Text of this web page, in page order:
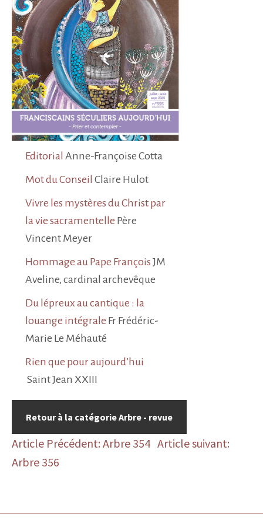
Editorial Anne-Françoise Cotta
Mot du Conseil Claire Hulot
Vivre les mystères du Christ par
la vie sacramentelle Père
Vincent Meyer
Hommage au Pape François JM
Aveline, cardinal archevêque
Du lépreux au cantique : la
louange intégrale Fr Frédéric-
Marie Le Méhauté
Rien que pour aujourd’hui
Saint Jean XXIII
Retour à la catégorie Arbre - revue
Article Précédent: Arbre 354 Article suivant:
Arbre 356